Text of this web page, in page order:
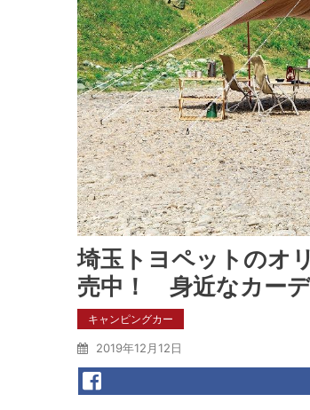
埼玉トヨペットのオ
売中！ 身近なカー
キャンピングカー
2019年12月12日